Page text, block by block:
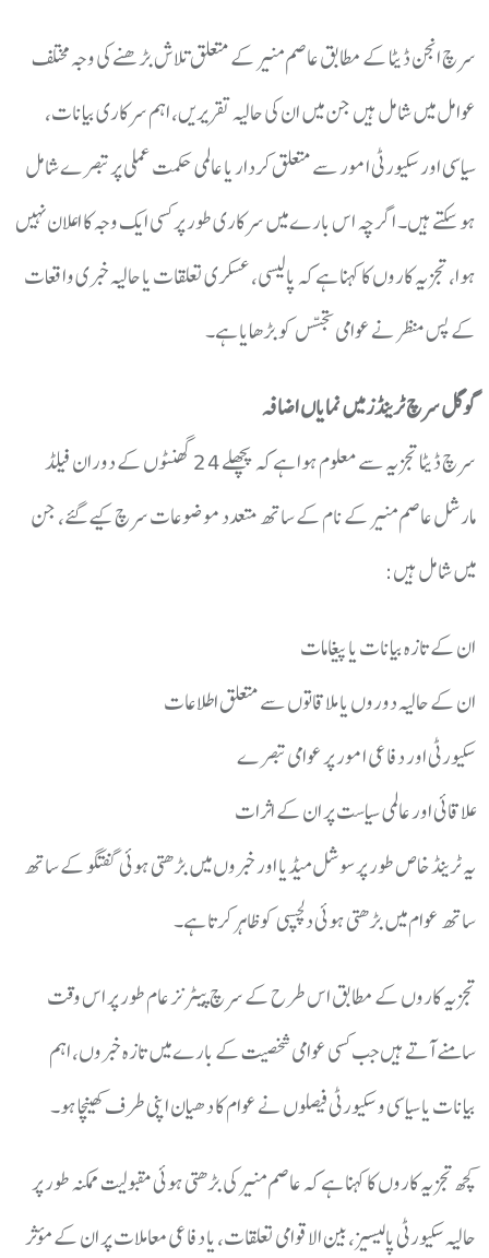
سرچ انجن ڈیٹا کے مطابق عاصم منیر کے متعلق تلاش بڑھنے کی وجہ مختلف
عوامل میں شامل ہیں جن میں ان کی حالیہ تقریریں، اہم سرکاری بیانات،
سیاسی اور سکیورٹی امور سے متعلق کردار یا عالمی حکمت عملی پر تبصرے شامل
ہو سکتے ہیں۔ اگرچہ اس بارے میں سرکاری طور پر کسی ایک وجہ کا اعلان نہیں
ہوا، تجزیہ کاروں کا کہنا ہے کہ پالیسی، عسکری تعلقات یا حالیہ خبری واقعات
کے پس منظر نے عوامی تجسس کو بڑھایا ہے۔
گوگل سرچ ٹرینڈز میں نمایاں اضافہ
سرچ ڈیٹا تجزیہ سے معلوم ہوا ہے کہ پچھلے 24 گھنٹوں کے دوران فیلڈ
مارشل عاصم منیر کے نام کے ساتھ متعدد موضوعات سرچ کیے گئے، جن
میں شامل ہیں:
ان کے تازہ بیانات یا پیغامات
ان کے حالیہ دوروں یا ملاقاتوں سے متعلق اطلاعات
سکیورٹی اور دفاعی امور پر عوامی تبصرے
علاقائی اور عالمی سیاست پر ان کے اثرات
یہ ٹرینڈ خاص طور پر سوشل میڈیا اور خبروں میں بڑھتی ہوئی گفتگو کے ساتھ
ساتھ عوام میں بڑھتی ہوئی دلچسپی کو ظاہر کرتا ہے۔
تجزیہ کاروں کے مطابق اس طرح کے سرچ پیٹرنز عام طور پر اس وقت
سامنے آتے ہیں جب کسی عوامی شخصیت کے بارے میں تازہ خبروں، اہم
بیانات یا سیاسی و سکیورٹی فیصلوں نے عوام کا دھیان اپنی طرف کھینچا ہو۔
کچھ تجزیہ کاروں کا کہنا ہے کہ عاصم منیر کی بڑھتی ہوئی مقبولیت ممکنہ طور پر
حالیہ سکیورٹی پالیسیز، بین الاقوامی تعلقات، یا دفاعی معاملات پر ان کے مؤثر